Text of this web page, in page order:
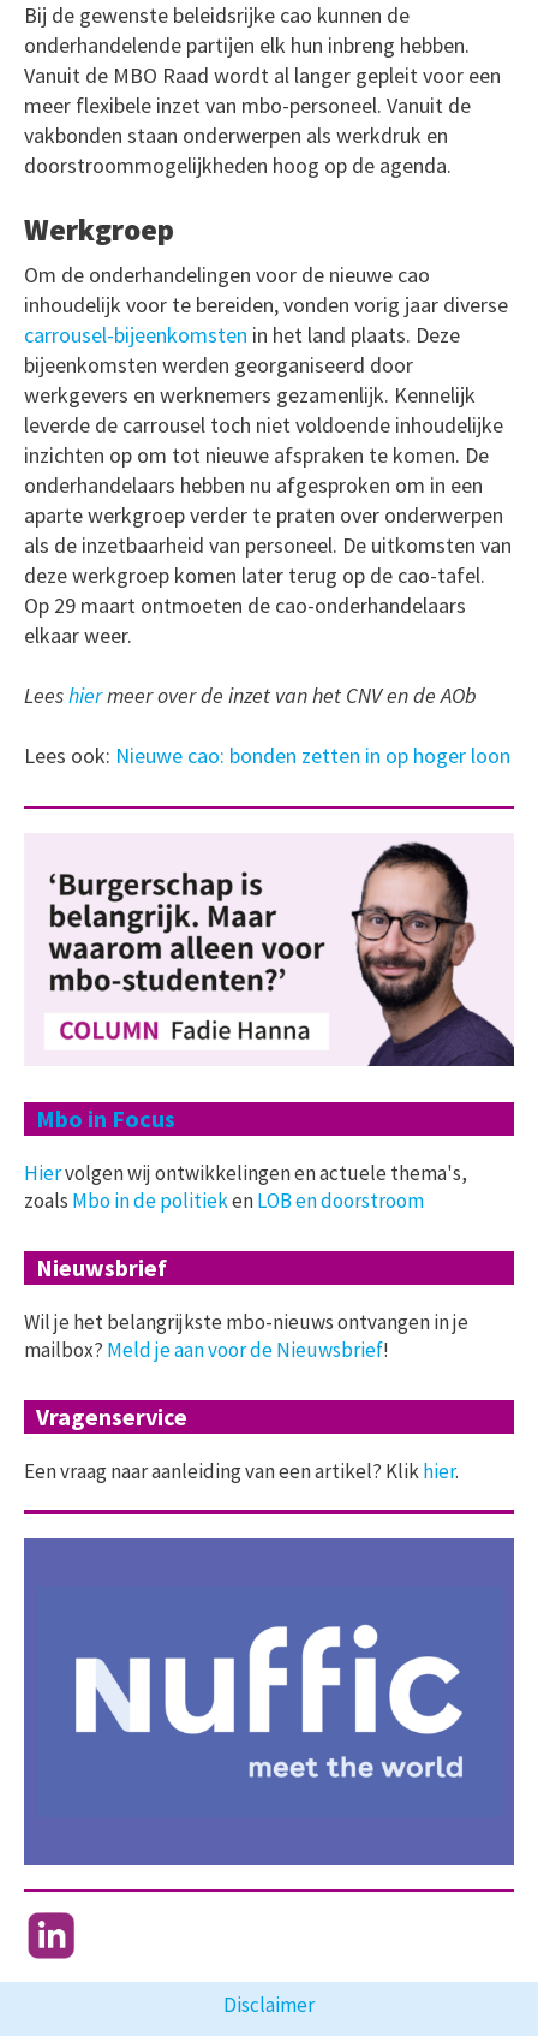
Bij de gewenste beleidsrijke cao kunnen de
onderhandelende partijen elk hun inbreng hebben.
Vanuit de MBO Raad wordt al langer gepleit voor een
meer flexibele inzet van mbo-personeel. Vanuit de
vakbonden staan onderwerpen als werkdruk en
doorstroommogelijkheden hoog op de agenda.
Werkgroep
Om de onderhandelingen voor de nieuwe cao
inhoudelijk voor te bereiden, vonden vorig jaar diverse
carrousel-bijeenkomsten in het land plaats. Deze
bijeenkomsten werden georganiseerd door
werkgevers en werknemers gezamenlijk. Kennelijk
leverde de carrousel toch niet voldoende inhoudelijke
inzichten op om tot nieuwe afspraken te komen. De
onderhandelaars hebben nu afgesproken om in een
aparte werkgroep verder te praten over onderwerpen
als de inzetbaarheid van personeel. De uitkomsten van
deze werkgroep komen later terug op de cao-tafel.
Op 29 maart ontmoeten de cao-onderhandelaars
elkaar weer.
Leeshiermeer over de inzet van het CNV en de AOb
Lees ook: Nieuwe cao: bonden zetten in op hoger loon
Mbo in Focus
Hiervolgen wij ontwikkelingen en actuele thema's,
zoals Mbo in de politiekenLOB en doorstroom
Nieuwsbrief
Wil je het belangrijkste mbo-nieuws ontvangen in je
mailbox? Meld je aan voor de Nieuwsbrief!
Vragenservice
Een vraag naar aanleiding van een artikel? Klikhier.
Disclaimer